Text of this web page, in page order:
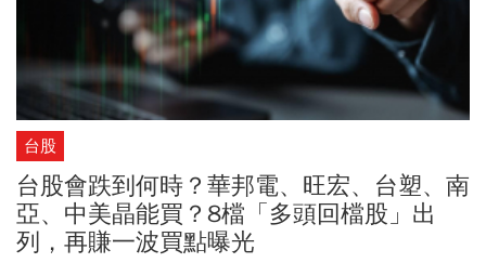
台股
台股會跌到何時？華邦電、旺宏、台塑、南
亞、中美晶能買？8檔「多頭回檔股」出
列，再賺一波買點曝光